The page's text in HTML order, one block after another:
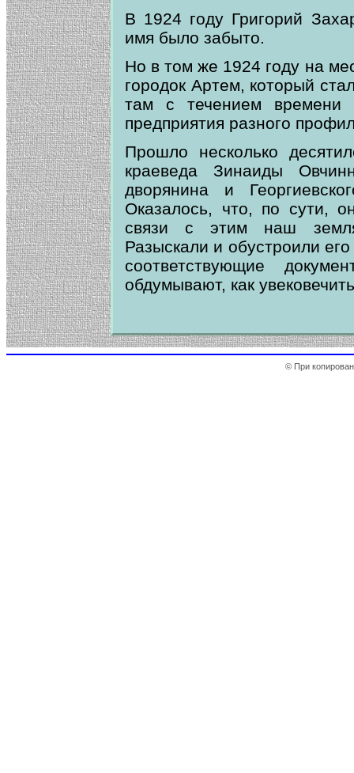
В 1924 году Григорий
имя было забыто.
Но в том же 1924 году на
городок Артем, который
там с течением времени
предприятия разного
Прошло несколько
краеведа Зинаиды
дворянина и
Оказалось, что, по сути,
связи с этим наш
Разыскали и обустроили
соответствующие
обдумывают, как
© При